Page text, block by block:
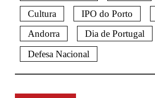
Cultura IPO do Porto
Andorra
Dia de Portugal
Defesa Nacional